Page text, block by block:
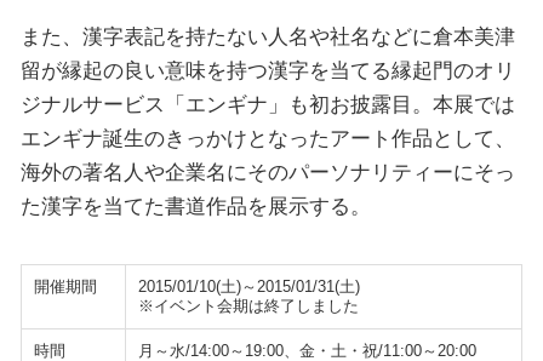
また、漢字表記を持たない人名や社名などに倉本美津
留が縁起の良い意味を持つ漢字を当てる縁起門のオリ
ジナルサービス「エンギナ」も初お披露目。本展では
エンギナ誕生のきっかけとなったアート作品として、
海外の著名人や企業名にそのパーソナリティーにそっ
た漢字を当てた書道作品を展示する。
開催期間
2015/01/10(土)～2015/01/31(土)
※イベント会期は終了しました
時間 月～水/14:00～19:00、金・土・祝/11:00～20:00